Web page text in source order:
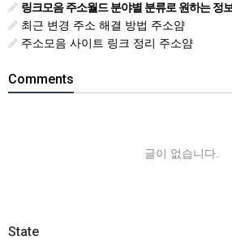
링크모음 주소월드 분야별 분류로 원하는 정
최근 변경 주소 해결 방법 주소얌
주소모음 사이트 링크 정리 주소얌
Comments
글이 없습니다.
State